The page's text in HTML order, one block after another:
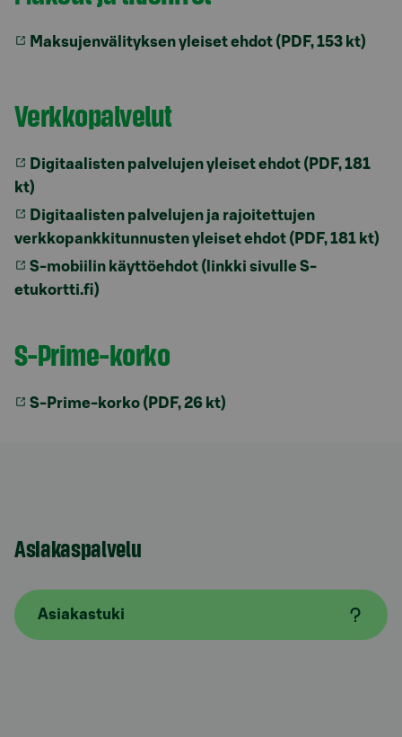
Maksujenvälityksen yleiset ehdot (PDF, 153 kt)
Verkkopalvelut
Digitaalisten palvelujen yleiset ehdot (PDF, 181
kt)
Digitaalisten palvelujen ja rajoitettujen
verkkopankkitunnusten yleiset ehdot (PDF, 181 kt)
S-mobiilin käyttöehdot (linkki sivulle S-
etukortti.fi)
S-Prime-korko
S-Prime-korko (PDF, 26 kt)
Asiakaspalvelu
Asiakastuki